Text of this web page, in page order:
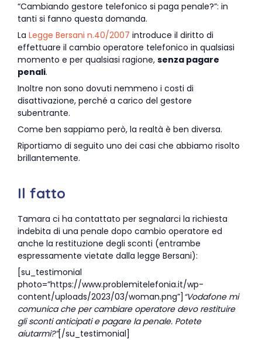
“Cambiando gestore telefonico si paga penale?”: in
tanti si fanno questa domanda.
La Legge Bersani n.40/2007 introduce il diritto di
effettuare il cambio operatore telefonico in qualsiasi
momento e per qualsiasi ragione, senza pagare
penali.
Inoltre non sono dovuti nemmeno i costi di
disattivazione, perché a carico del gestore
subentrante.
Come ben sappiamo però, la realtà è ben diversa.
Riportiamo di seguito uno dei casi che abbiamo risolto
brillantemente.
Il fatto
Tamara ci ha contattato per segnalarci la richiesta
indebita di una penale dopo cambio operatore ed
anche la restituzione degli sconti (entrambe
espressamente vietate dalla legge Bersani):
[su_testimonial
photo=”https://www.problemitelefonia.it/wp-
content/uploads/2023/03/woman.png”] “Vodafone mi
comunica che per cambiare operatore devo restituire
gli sconti anticipati e pagare la penale. Potete
aiutarmi?”[/su_testimonial]